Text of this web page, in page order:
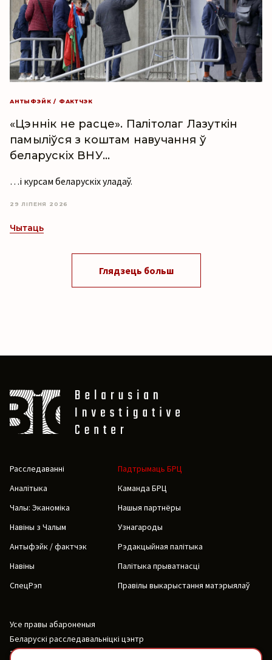
АНТЫФЭЙК / ФАКТЧЭК
«Цэннік не расце». Палітолаг Лазуткін
памыліўся з коштам навучання ў
беларускіх ВНУ…
…і курсам беларускіх уладаў.
29 ЛІПЕНЯ 2026
Чытаць
Глядзець больш
Расследаванні
Аналітыка
Чалы: Эканоміка
Навіны з Чалым
Антыфэйк / фактчэк
Навіны
СпецРэп
Падтрымаць БРЦ
Каманда БРЦ
Нашыя партнёры
Узнагароды
Рэдакцыйная палітыка
Палітыка прыватнасці
Правілы выкарыстання матэрыялаў
Усе правы абароненыя
Беларускі расследавальніцкі цэнтр
2019-2026